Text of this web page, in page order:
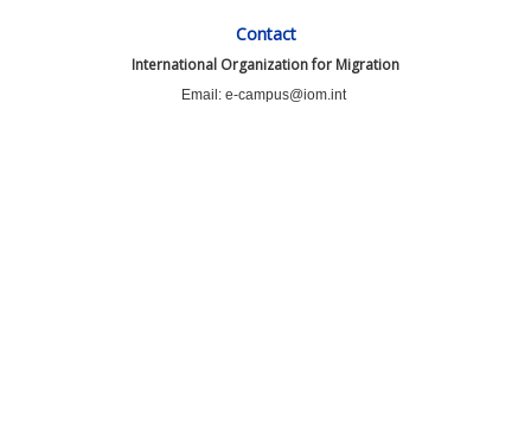
Contact
International Organization for Migration
Email: e-campus@iom.int